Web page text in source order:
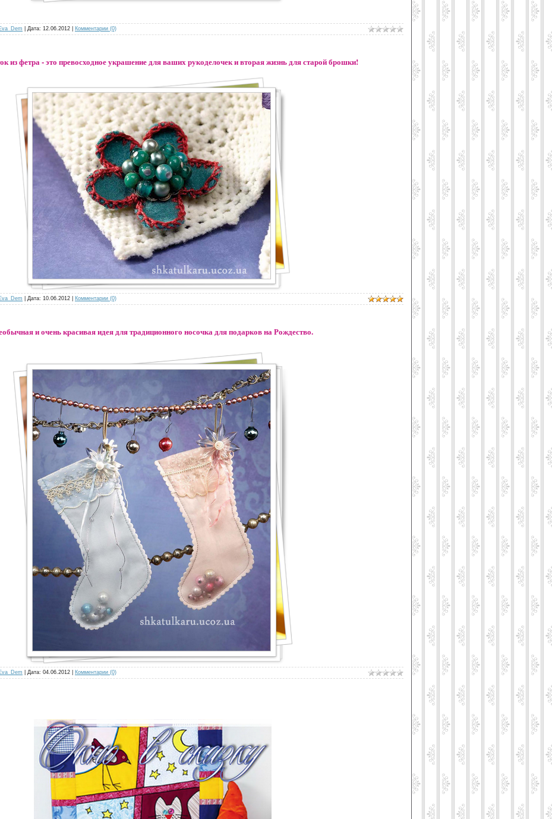
| Дата: 12.06.2012 Комментарии (0)
из фетра - это превосходное украшение для ваших рукоделочек и вторая жизнь для старой брошки!
| Дата: 10.06.2012 Комментарии (0)
и очень красивая идея для традиционного носочка для подарков на Рождество.
| Дата: 04.06.2012 Комментарии (0)